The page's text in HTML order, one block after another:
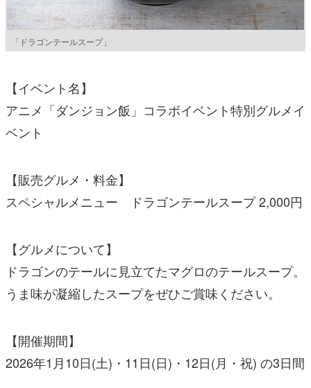
「ドラゴンテールスープ」
【イベント名】
アニメ「ダンジョン飯」コラボイベント特別グルメイ
ベント
【販売グルメ・料金】
スペシャルメニュー ドラゴンテールスープ 2,000円
【グルメについて】
ドラゴンのテールに見立てたマグロのテールスープ。
うま味が凝縮したスープをぜひご賞味ください。
【開催期間】
2026年1月10日(土)・11日(日)・12日(月・祝) の3日間